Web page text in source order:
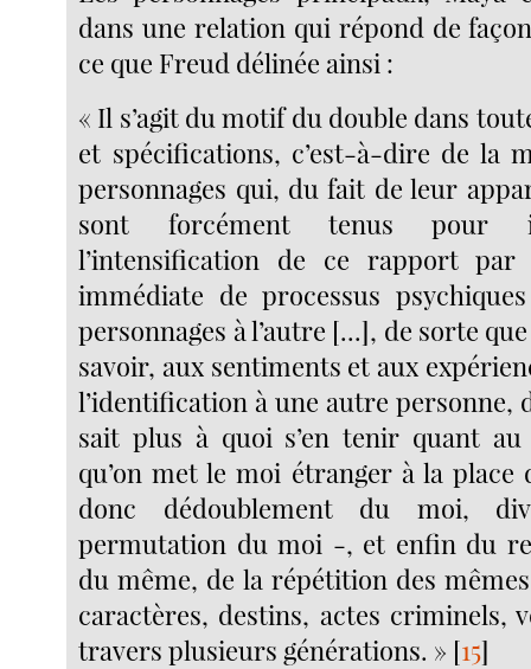
dans une relation qui répond de
ce que Freud délinée ainsi :
« Il s’agit du motif du double dans
et spécifications, c’est-à-dire de la
personnages qui, du fait de leur
sont forcément tenus pour
l’intensification de ce rapport par
immédiate de processus
personnages à l’autre [...], de sorte
savoir, aux sentiments et aux
l’identification à une autre personne,
sait plus à quoi s’en tenir quant
qu’on met le moi étranger à la
donc dédoublement du moi,
permutation du moi -, et enfin du
du même, de la répétition des
caractères, destins, actes criminels,
travers plusieurs générations. » [15]